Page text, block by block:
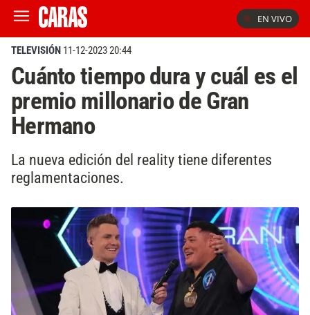
EN VIVO
TELEVISIÓN 11-12-2023 20:44
Cuánto tiempo dura y cuál es el
premio millonario de Gran
Hermano
La nueva edición del reality tiene diferentes
reglamentaciones.